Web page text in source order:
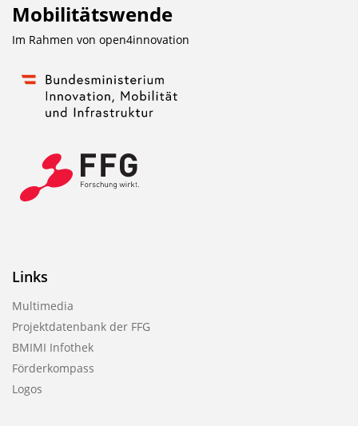
Mobilitätswende
Im Rahmen von open4innovation
Links
Multimedia
Projektdatenbank der FFG
BMIMI Infothek
Förderkompass
Logos